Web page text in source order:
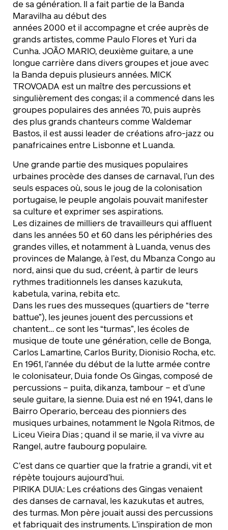
de sa génération. Il a fait partie de la Banda
Maravilha au début des
années 2000 et il accompagne et crée auprès de
grands artistes, comme Paulo Flores et Yuri da
Cunha. JOÃO MARIO, deuxième guitare, a une
longue carrière dans divers groupes et joue avec
la Banda depuis plusieurs années. MICK
TROVOADA est un maître des percussions et
singulièrement des congas; il a commencé dans les
groupes populaires des années 70, puis auprès
des plus grands chanteurs comme Waldemar
Bastos, il est aussi leader de créations afro-jazz ou
panafricaines entre Lisbonne et Luanda.
Une grande partie des musiques populaires
urbaines procède des danses de carnaval, l’un des
seuls espaces où, sous le joug de la colonisation
portugaise, le peuple angolais pouvait manifester
sa culture et exprimer ses aspirations.
Les dizaines de milliers de travailleurs qui affluent
dans les années 50 et 60 dans les périphéries des
grandes villes, et notamment à Luanda, venus des
provinces de Malange, à l’est, du Mbanza Congo au
nord, ainsi que du sud, créent, à partir de leurs
rythmes traditionnels les danses kazukuta,
kabetula, varina, rebita etc.
Dans les rues des musseques (quartiers de “terre
battue”), les jeunes jouent des percussions et
chantent… ce sont les “turmas”, les écoles de
musique de toute une génération, celle de Bonga,
Carlos Lamartine, Carlos Burity, Dionisio Rocha, etc.
En 1961, l’année du début de la lutte armée contre
le colonisateur, Duia fonde Os Gingas, composé de
percussions – puita, dikanza, tambour – et d’une
seule guitare, la sienne. Duia est né en 1941, dans le
Bairro Operario, berceau des pionniers des
musiques urbaines, notamment le Ngola Ritmos, de
Liceu Vieira Dias ; quand il se marie, il va vivre au
Rangel, autre faubourg populaire.
C’est dans ce quartier que la fratrie a grandi, vit et
répète toujours aujourd’hui.
PIRIKA DUIA: Les créations des Gingas venaient
des danses de carnaval, les kazukutas et autres,
des turmas. Mon père jouait aussi des percussions
et fabriquait des instruments. L’inspiration de mon